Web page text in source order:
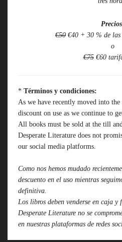
€50 €40 + 30 % de
o
€75€60
* Términos y condiciones:
As we have recently moved into
discount on use as we continue to
All books must be sold at the till
Desperate Literature does not
our social media platforms.
Como nos hemos mudado
descuento en el uso mientras
definitiva.
Los libros deben venderse en caja y
Desperate Literature no se
en nuestras plataformas de redes